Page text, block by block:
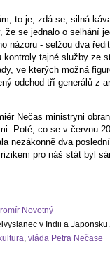
to je, zdá se, silná
se jednalo o selhání
názoru - selžou dva
tajné služby ze
ve kterých možná
odchod tří generálů z
Nečas ministryni
Poté, co se v červnu
nezákonně dva
pro náš stát byl
Novotný
v Indii a Japonsku.
vláda Petra Nečase